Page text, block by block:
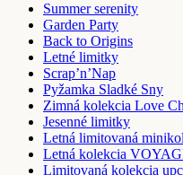
Summer serenity
Garden Party
Back to Origins
Letné limitky
Scrap’n’Nap
Pyžamka Sladké Sny
Zimná kolekcia Love
Jesenné limitky
Letná limitovaná
Letná kolekcia
Limitovaná kolekcia